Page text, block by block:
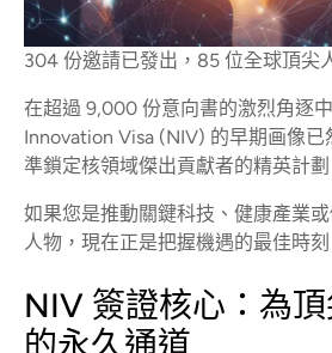
304 份邀請已發出，85 位全球頂尖
在超過 9,000 份意向書的激烈角逐
Innovation Visa (NIV) 的早期画像
準鎖定核領域傑出貢獻者的精英計劃
如果您是推動關鍵科技、健康產業
人物，現在正是把握機遇的最佳時刻
NIV 簽證核心：為